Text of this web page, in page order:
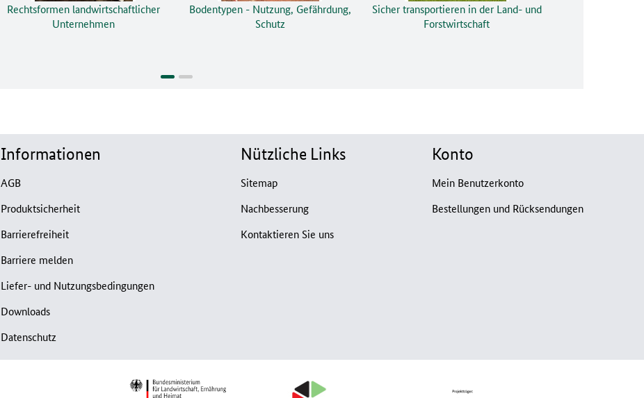
Rechtsformen landwirtschaftlicher
Unternehmen
Bodentypen - Nutzung, Gefährdung,
Schutz
Sicher transportieren in der Land- und
Forstwirtschaft
Informationen
AGB
Produktsicherheit
Barrierefreiheit
Barriere melden
Liefer- und Nutzungsbedingungen
Downloads
Datenschutz
Nützliche Links
Sitemap
Nachbesserung
Kontaktieren Sie uns
Konto
Mein Benutzerkonto
Bestellungen und Rücksendungen